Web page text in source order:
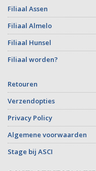
Filiaal Assen
Filiaal Almelo
Filiaal Hunsel
Filiaal worden?
Retouren
Verzendopties
Privacy Policy
Algemene voorwaarden
Stage bij ASCI